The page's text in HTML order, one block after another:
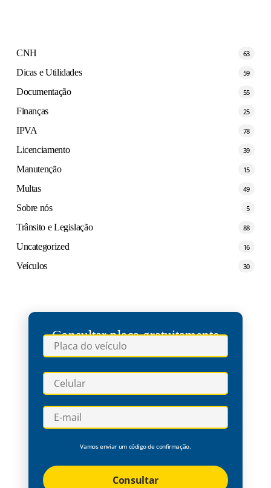
CNH 63
Dicas e Utilidades 59
Documentação 55
Finanças 25
IPVA 78
Licenciamento 39
Manutenção 15
Multas 49
Sobre nós 5
Trânsito e Legislação 88
Uncategorized 16
Veículos 30
Consultar placa gratuitamente
Vamos enviar um código de confirmação.
Consultar